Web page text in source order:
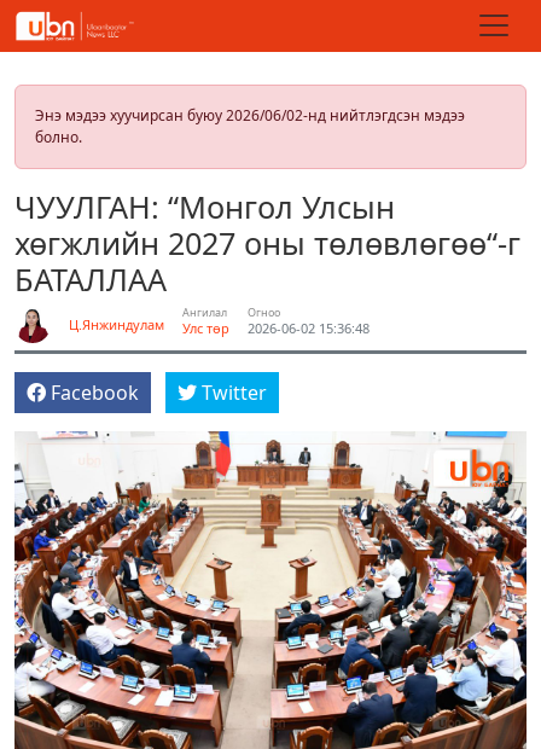
Энэ мэдээ хуучирсан буюу 2026/06/02-нд нийтлэгдсэн мэдээ
болно.
ЧУУЛГАН: “Монгол Улсын
хөгжлийн 2027 оны төлөвлөгөө“-г
БАТАЛЛАА
Ц.Янжиндулам
Ангилал
Улс төр
Огноо
2026-06-02 15:36:48
Facebook Twitter